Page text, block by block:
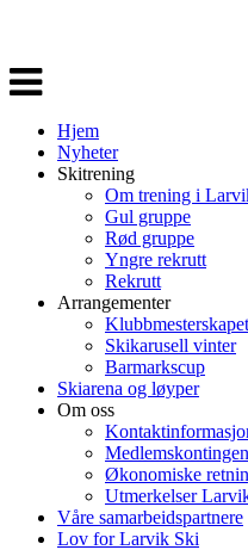
Veksle
navigasjon
Hjem
Nyheter
Skitrening
Om trening i
Gul gruppe
Rød gruppe
Yngre rekrutt
Rekrutt
Arrangementer
Skikarusell vinter
Barmarkscup
Skiarena og løyper
Om oss
Økonomiske
Utmerkelser
Våre samarbeidspartnere
Lov for Larvik Ski